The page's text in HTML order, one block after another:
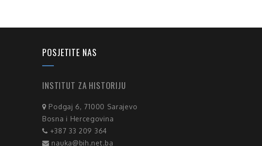
POSJETITE NAS
INSTITUT ZA HISTORIJU
Podgaj 6, 71000 Sarajevo
Bosna i Hercegovina
+387 33 209 364
nauka@bih.net.ba